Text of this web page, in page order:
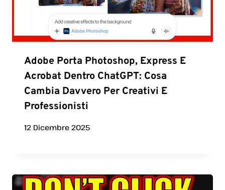
Adobe Porta Photoshop, Express E
Acrobat Dentro ChatGPT: Cosa
Cambia Davvero Per Creativi E
Professionisti
12 Dicembre 2025